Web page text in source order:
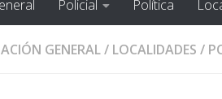
Policial Política
GENERAL/ LOCALIDADES /